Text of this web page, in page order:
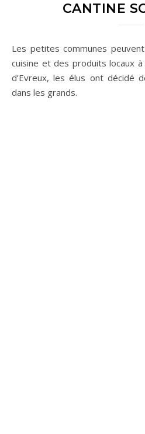
CANTINE
Les petites communes peuvent-elles proposer une vraie
cuisine et des produits locaux
d’Evreux, les élus ont décidé
dans les grands.